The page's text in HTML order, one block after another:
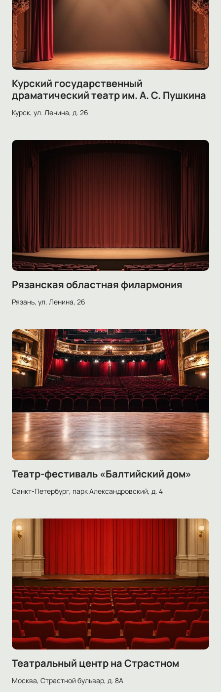
Курский государственный
драматический театр им. А. С. Пушкина
Курск, ул. Ленина, д. 26
Рязанская областная филармония
Рязань, ул. Ленина, 26
Театр-фестиваль «Балтийский дом»
Санкт-Петербург, парк Александровский, д. 4
Театральный центр на Страстном
Москва, Страстной бульвар, д. 8А